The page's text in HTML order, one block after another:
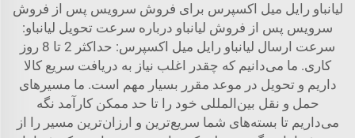
لیانباو رایل میل اکسپرس برای فروش سرویس پس از فروش
سرویس پس از فروش لیانباو درباره سرعت تحویل لیانباو:
سرعت ارسال لیانباو رایل میل اکسپرس: حداکثر 2 تا 8 روز
کاری. ما می‌دانیم که چقدر اغلب نیاز به دریافت سریع کالا
داریم و تحویل در موعد مقرر بسیار مهم است. ما مسیرهای
حمل و نقل بین‌المللی خود را تا حد ممکن کارآمد نگه
می‌داریم تا بسته‌های شما سریع‌ترین و ارزان‌ترین مسیر را از